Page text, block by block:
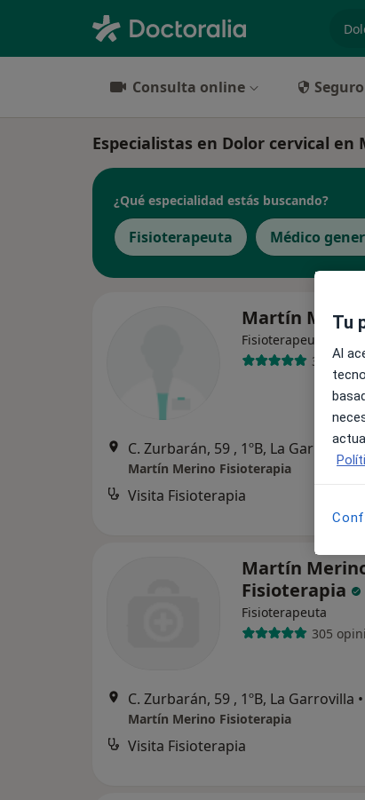
Consulta online Seguro
Especialistas en Dolor cervical en
¿Qué especialidad estás buscando?
Fisioterapeuta Médico
Martín
Fisioterapeuta
305
C. Zurbarán, 59 , 1ºB, La Garrovilla •
Martín Merino Fisioterapia
Visita Fisioterapia
Martín
Fisioterapia
Fisioterapeuta
305
C. Zurbarán, 59 , 1ºB, La Garrovilla •
Martín Merino Fisioterapia
Visita Fisioterapia
Tu
Al